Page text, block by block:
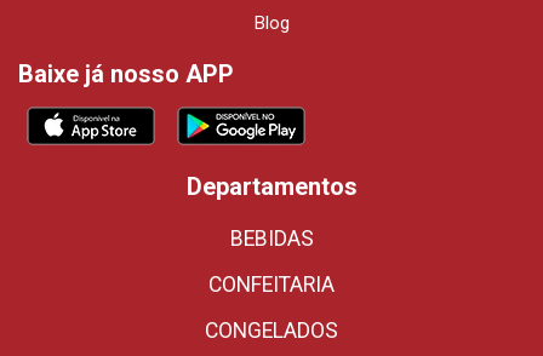
Blog
Baixe já nosso APP
Departamentos
BEBIDAS
CONFEITARIA
CONGELADOS